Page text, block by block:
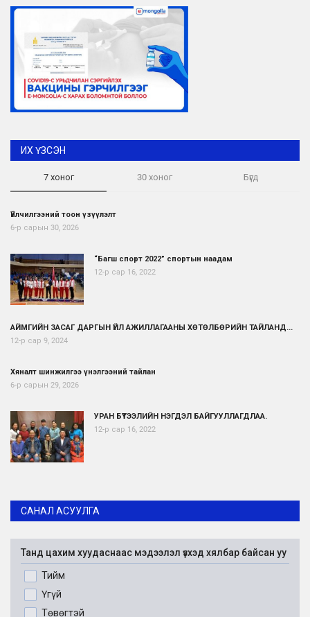
ИХ ҮЗСЭН
7 хоног 30 хоног Бүгд
Үйлчилгээний тоон үзүүлэлт
6-р сарын 30, 2026
“Багш спорт 2022” спортын наадам
12-р сар 16, 2022
АЙМГИЙН ЗАСАГ ДАРГЫН ҮЙЛ АЖИЛЛАГААНЫ ХӨТӨЛБӨРИЙН ТАЙЛАНД...
12-р сар 9, 2024
Хяналт шинжилгээ үнэлгээний тайлан
6-р сарын 29, 2026
УРАН БҮТЭЭЛИЙН НЭГДЭЛ БАЙГУУЛЛАГДЛАА.
12-р сар 16, 2022
САНАЛ АСУУЛГА
Танд цахим хуудаснаас мэдээлэл үзхэд хялбар байсан уу
Тийм
Үгүй
Төвөгтэй